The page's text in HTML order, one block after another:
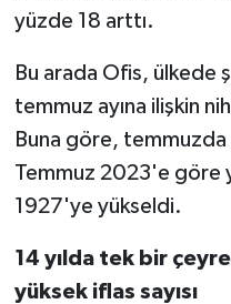
yüzde 18 arttı.
Bu arada Ofis, ülkede
temmuz ayına ilişkin
Buna göre, temmuzda
Temmuz 2023'e göre
1927'ye yükseldi.
14 yılda tek bir
yüksek iflas sayısı